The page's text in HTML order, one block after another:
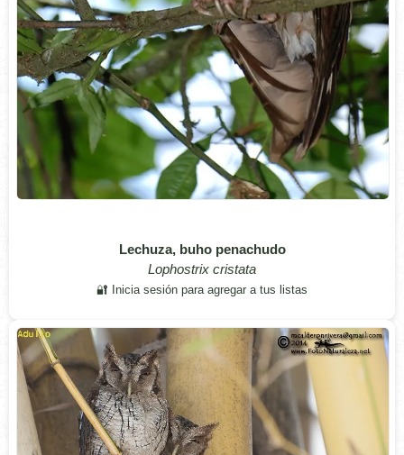
Lechuza, buho penachudo
Lophostrix cristata
🔐 Inicia sesión para agregar a tus listas